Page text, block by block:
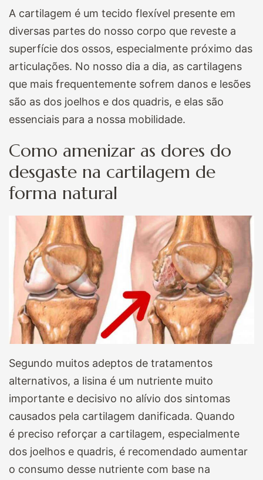
A cartilagem é um tecido flexível presente em
diversas partes do nosso corpo que reveste a
superfície dos ossos, especialmente próximo das
articulações. No nosso dia a dia, as cartilagens
que mais frequentemente sofrem danos e lesões
são as dos joelhos e dos quadris, e elas são
essenciais para a nossa mobilidade.
Como amenizar as dores do
desgaste na cartilagem de
forma natural
Segundo muitos adeptos de tratamentos
alternativos, a lisina é um nutriente muito
importante e decisivo no alívio dos sintomas
causados pela cartilagem danificada. Quando
é preciso reforçar a cartilagem, especialmente
dos joelhos e quadris, é recomendado aumentar
o consumo desse nutriente com base na